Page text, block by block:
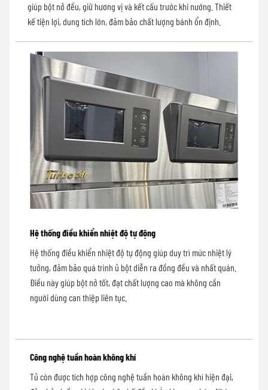
giúp bột nở đều, giữ hương vị và kết cấu trước khi nướng. Thiết
kế tiện lợi, dung tích lớn, đảm bảo chất lượng bánh ổn định.
Hệ thống điều khiển nhiệt độ tự động
Hệ thống điều khiển nhiệt độ tự động giúp duy trì mức nhiệt lý
tưởng, đảm bảo quá trình ủ bột diễn ra đồng đều và nhất quán.
Điều này giúp bột nở tốt, đạt chất lượng cao mà không cần
người dùng can thiệp liên tục.
Công nghệ tuần hoàn không khí
Tủ còn được tích hợp công nghệ tuần hoàn không khí hiện đại,